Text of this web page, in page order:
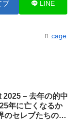
ブ LINE
cage
– 去年の的中
年に亡くなるか
のセレブたちのリ